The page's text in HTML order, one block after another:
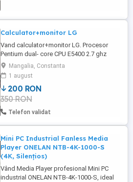
Calculator+monitor LG
Vand calculator+monitor LG. Procesor
Pentium dual- core CPU E5400 2.7 ghz
RAM instalat-4gb
Mangalia, Constanta
1 august
200 RON
350 RON
Telefon validat
Mini PC Industrial Fanless Media
Player ONELAN NTB-4K-1000-S
(4K, Silențios)
Vând Media Player profesional Mini PC
industrial ONELAN NTB-4K-1000-S, ideal